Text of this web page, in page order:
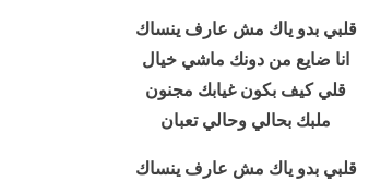
قلبي بدو ياك مش عارف ينساك
انا ضايع من دونك ماشي خيال
قلي كيف بكون غيابك مجنون
ملبك بحالي وحالي تعبان
قلبي بدو ياك مش عارف ينساك